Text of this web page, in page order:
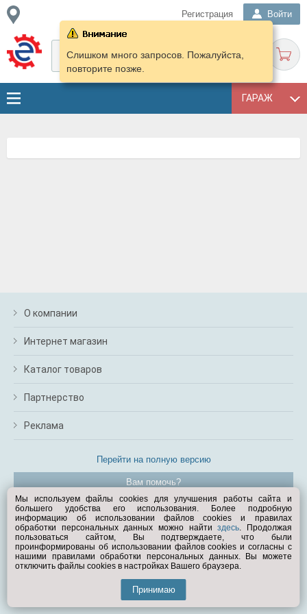
Регистрация Войти
ГАРАЖ
Слишком много запросов. Пожалуйста,
повторите позже.
О компании
Интернет магазин
Каталог товаров
Партнерство
Реклама
Перейти на полную версию
Вам помочь?
© Exist.ru 1998—2026
Мы используем файлы cookies для улучшения работы сайта и
большего удобства его использования. Более подробную
информацию об использовании файлов cookies и правилах
обработки персональных данных можно найтиздесь. Продолжая
пользоваться сайтом, Вы подтверждаете, что были
проинформированы об использовании файлов cookies и согласны с
нашими правилами обработки персональных данных. Вы можете
отключить файлы cookies в настройках Вашего браузера.
Принимаю